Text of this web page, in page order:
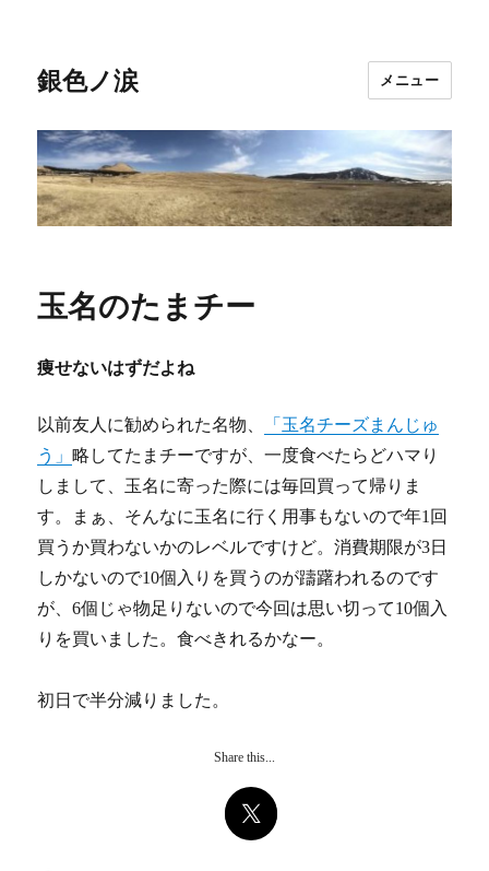
銀色ノ涙 メニュー
玉名のたまチー
痩せないはずだよね
以前友人に勧められた名物、
「玉名チーズまんじゅ
う」略してたまチーですが、一度食べたらどハマり
しまして、玉名に寄った際には毎回買って帰りま
す。まぁ、そんなに玉名に行く用事もないので年1回
買うか買わないかのレベルですけど。消費期限が3日
しかないので10個入りを買うのが躊躇われるのです
が、6個じゃ物足りないので今回は思い切って10個入
りを買いました。食べきれるかなー。
初日で半分減りました。
Share this...